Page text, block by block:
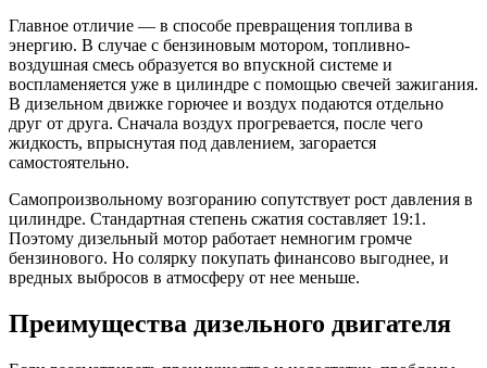
Главное отличие — в способе превращения топлива в
энергию. В случае с бензиновым мотором, топливно-
воздушная смесь образуется во впускной системе и
воспламеняется уже в цилиндре с помощью свечей зажигания.
В дизельном движке горючее и воздух подаются отдельно
друг от друга. Сначала воздух прогревается, после чего
жидкость, впрыснутая под давлением, загорается
самостоятельно.
Самопроизвольному возгоранию сопутствует рост давления в
цилиндре. Стандартная степень сжатия составляет 19:1.
Поэтому дизельный мотор работает немногим громче
бензинового. Но солярку покупать финансово выгоднее, и
вредных выбросов в атмосферу от нее меньше.
Преимущества дизельного двигателя